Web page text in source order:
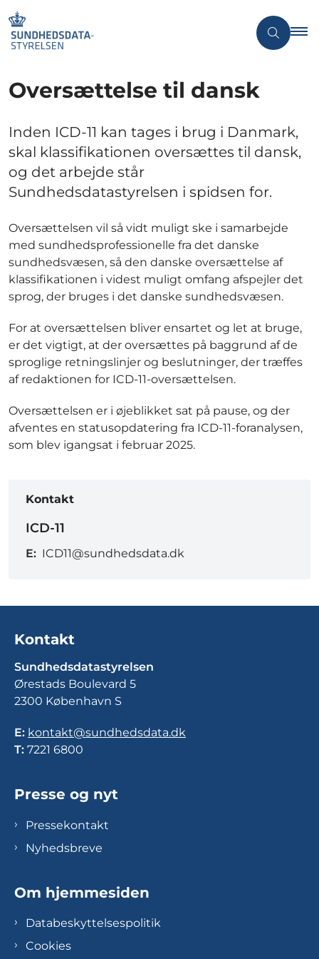
Oversættelse til dansk
Inden ICD-11 kan tages i brug i Danmark,
skal klassifikationen oversættes til dansk,
og det arbejde står
Sundhedsdatastyrelsen i spidsen for.
Oversættelsen vil så vidt muligt ske i samarbejde
med sundhedsprofessionelle fra det danske
sundhedsvæsen, så den danske oversættelse af
klassifikationen i videst muligt omfang afspejler det
sprog, der bruges i det danske sundhedsvæsen.
For at oversættelsen bliver ensartet og let at bruge,
er det vigtigt, at der oversættes på baggrund af de
sproglige retningslinjer og beslutninger, der træffes
af redaktionen for ICD-11-oversættelsen.
Oversættelsen er i øjeblikket sat på pause, og der
afventes en statusopdatering fra ICD-11-foranalysen,
som blev igangsat i februar 2025.
Kontakt
ICD-11
E: ICD11@sundhedsdata.dk
Kontakt
Sundhedsdatastyrelsen
Ørestads Boulevard 5
2300 København S
E: kontakt@sundhedsdata.dk
T: 7221 6800
Presse og nyt
Pressekontakt
Nyhedsbreve
Om hjemmesiden
Databeskyttelsespolitik
Cookies